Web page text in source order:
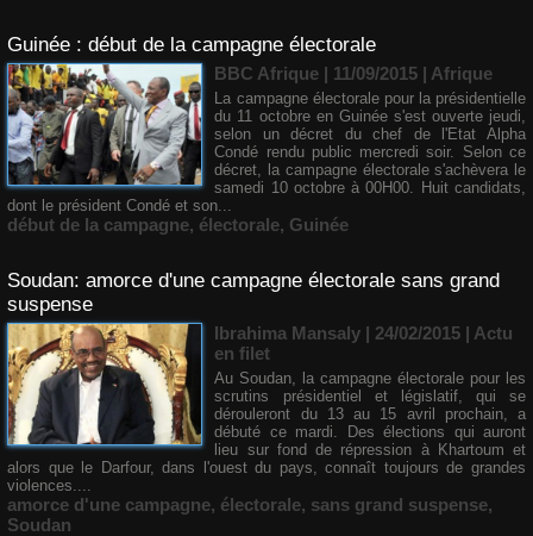
Guinée : début de la campagne électorale
BBC Afrique | 11/09/2015 | Afrique
La campagne électorale pour la présidentielle
du 11 octobre en Guinée s'est ouverte jeudi,
selon un décret du chef de l'Etat Alpha
Condé rendu public mercredi soir. Selon ce
décret, la campagne électorale s'achèvera le
samedi 10 octobre à 00H00. Huit candidats,
dont le président Condé et son...
début de la campagne, électorale, Guinée
Soudan: amorce d'une campagne électorale sans grand
suspense
Ibrahima Mansaly | 24/02/2015 | Actu
en filet
Au Soudan, la campagne électorale pour les
scrutins présidentiel et législatif, qui se
dérouleront du 13 au 15 avril prochain, a
débuté ce mardi. Des élections qui auront
lieu sur fond de répression à Khartoum et
alors que le Darfour, dans l'ouest du pays, connaît toujours de grandes
violences....
amorce d'une campagne, électorale, sans grand suspense,
Soudan